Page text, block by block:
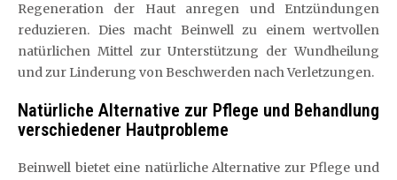
Regeneration der Haut anregen und Entzündungen
reduzieren. Dies macht Beinwell zu einem wertvollen
natürlichen Mittel zur Unterstützung der Wundheilung
und zur Linderung von Beschwerden nach Verletzungen.
Natürliche Alternative zur Pflege und Behandlung
verschiedener Hautprobleme
Beinwell bietet eine natürliche Alternative zur Pflege und